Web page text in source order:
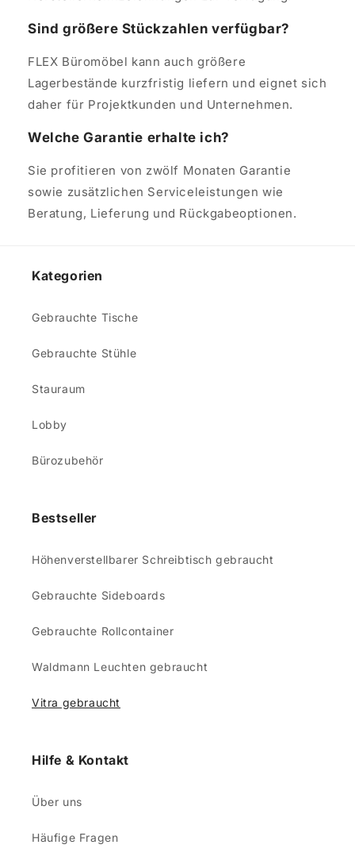
Sind größere Stückzahlen verfügbar?
FLEX Büromöbel kann auch größere
Lagerbestände kurzfristig liefern und eignet sich
daher für Projektkunden und Unternehmen.
Welche Garantie erhalte ich?
Sie profitieren von zwölf Monaten Garantie
sowie zusätzlichen Serviceleistungen wie
Beratung, Lieferung und Rückgabeoptionen.
Kategorien
Gebrauchte Tische
Gebrauchte Stühle
Stauraum
Lobby
Bürozubehör
Bestseller
Höhenverstellbarer Schreibtisch gebraucht
Gebrauchte Sideboards
Gebrauchte Rollcontainer
Waldmann Leuchten gebraucht
Vitra gebraucht
Hilfe & Kontakt
Über uns
Häufige Fragen